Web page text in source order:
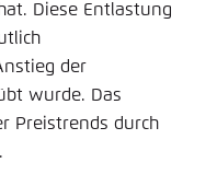
Diese Entlastung
der
wurde. Das
Preistrends durch